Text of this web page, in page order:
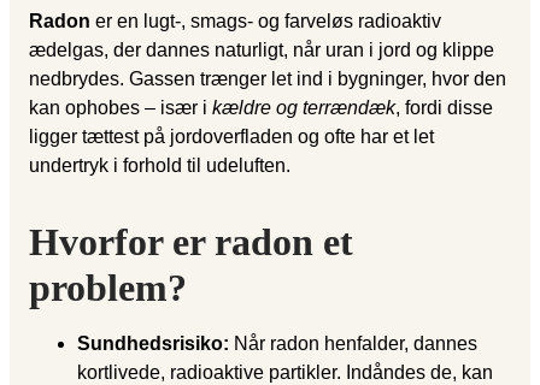
Radon er en lugt-, smags- og farveløs radioaktiv
ædelgas, der dannes naturligt, når uran i jord og klippe
nedbrydes. Gassen trænger let ind i bygninger, hvor den
kan ophobes – især i kældre og terrændæk, fordi disse
ligger tættest på jordoverfladen og ofte har et let
undertryk i forhold til udeluften.
Hvorfor er radon et
problem?
Sundhedsrisiko: Når radon henfalder, dannes
kortlivede, radioaktive partikler. Indåndes de, kan